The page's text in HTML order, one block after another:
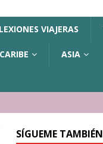
VIAJERAS
ASIA
SÍGUEME